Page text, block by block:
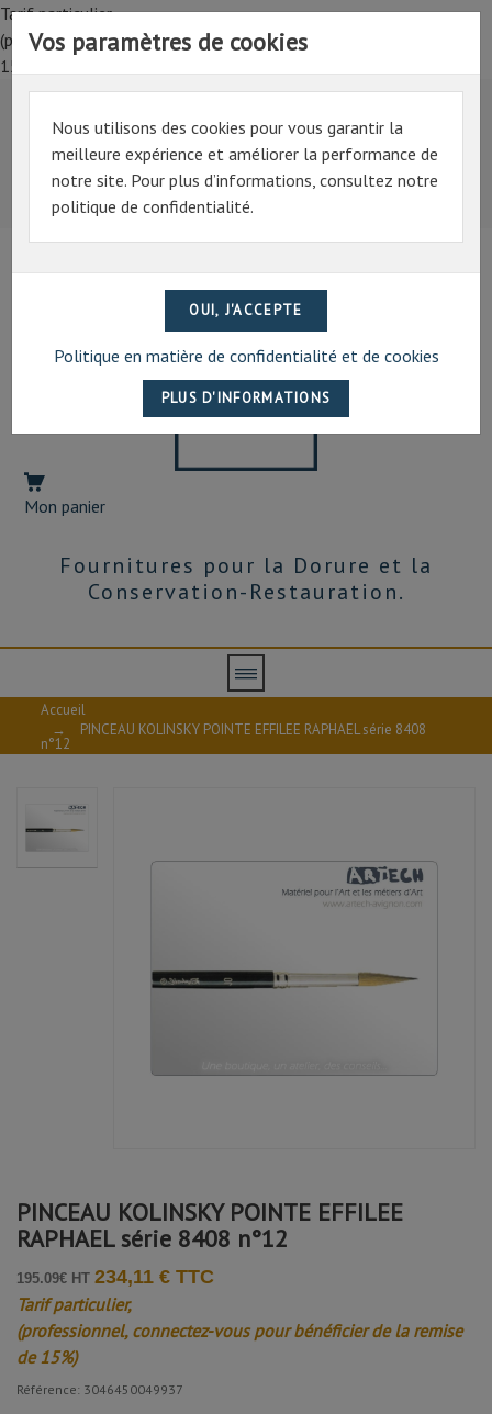
Tarif particulier,
(professionnel, connectez-vous pour bénéficier de la remise de
15%)
Tarif particulier,
(professionnel, connectez-vous pour bénéficier de la
remise de 15%)
07 69 94 13 47
Mon panier
Fournitures pour la Dorure et la
Conservation-Restauration.
Vos paramètres de cookies
Nous utilisons des cookies pour vous garantir la
meilleure expérience et améliorer la performance de
notre site. Pour plus d’informations, consultez notre
politique de confidentialité.
Politique en matière de confidentialité et de cookies
Accueil
→
PINCEAU KOLINSKY POINTE EFFILEE RAPHAEL série 8408
n°12
PINCEAU KOLINSKY POINTE EFFILEE
RAPHAEL série 8408 n°12
195.09€ HT 234,11 € TTC
Tarif particulier,
(professionnel, connectez-vous pour bénéficier de la remise
de 15%)
Référence: 3046450049937